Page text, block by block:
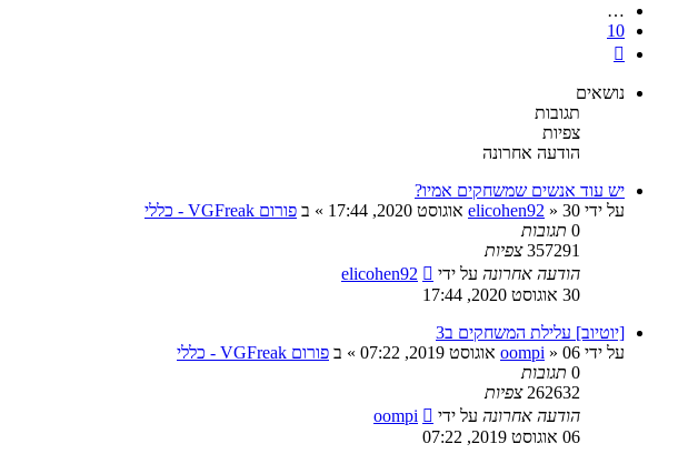
…
10
נושאים
תגובות
צפיות
הודעה אחרונה
יש עוד אנשים שמשחקים אמיו?
על ידי
elicohen92 » 30 אוגוסט 2020, 17:44 » ב פורום VGFreak - כללי
0 תגובות
357291 צפיות
הודעה אחרונה על ידי
elicohen92
30 אוגוסט 2020, 17:44
[יוטיוב] עלילת המשחקים ב3
על ידי
oompi » 06 אוגוסט 2019, 07:22 » ב פורום VGFreak - כללי
0 תגובות
262632 צפיות
הודעה אחרונה על ידי
oompi
06 אוגוסט 2019, 07:22